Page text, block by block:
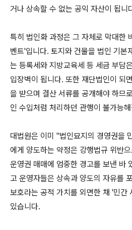
거나 상속할 수 없는 공익 자산이 됩니
특히 법인화 과정은 그 자체로 막대한
벤트'입니다. 토지와 건물을 법인 기본
는 등록세와 지방교육세 등 세금 부담
입장벽이 됩니다. 또한 재단법인이 되
을 받으며 결산 서류를 공개해야 하므
인 수입처럼 처리하던 관행이 불가능
대법원은 이미 "법인묘지의 경영권을
에게 양도하는 약정은 강행법규 위반
운영권 매매에 엄중한 경고를 보낸 바
고 운영자들은 상속과 양도의 자유를
보호라는 공적 가치를 외면한 채 '민간
있습니다.